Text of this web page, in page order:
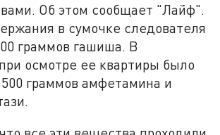
Об этом сообщает "Лайф".
в сумочке следователя
граммов гашиша. В
осмотре ее квартиры было
граммов амфетамина и